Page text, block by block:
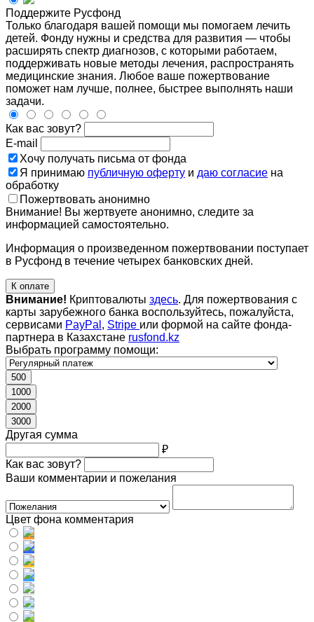
Поддержите Русфонд
Только благодаря вашей помощи мы помогаем лечить
детей. Фонду нужны и средства для развития — чтобы
расширять спектр диагнозов, с которыми работаем,
поддерживать новые методы лечения, распространять
медицинские знания. Любое ваше пожертвование
поможет нам лучше, полнее, быстрее выполнять наши
задачи.
Как вас зовут?
E-mail
Хочу получать письма от фонда
Я принимаю публичную оферту и даю согласие на
обработку
Пожертвовать анонимно
Внимание! Вы жертвуете анонимно, следите за
информацией самостоятельно.
Информация о произведенном пожертвовании поступает
в Русфонд в течение четырех банковских дней.
К оплате
Внимание! Криптовалюты здесь. Для пожертвования с
карты зарубежного банка воспользуйтесь, пожалуйста,
сервисами PayPal , Stripe или формой на сайте фонда-
партнера в Казахстане rusfond.kz
Выбрать программу помощи:
500
1000
2000
3000
Другая сумма
₽
Как вас зовут?
Ваши комментарии и пожелания
Цвет фона комментария